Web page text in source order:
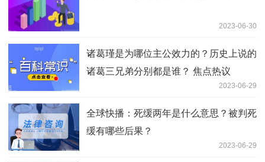
2023-06-30
诸葛瑾是为哪位主公效力的？历史上说的
诸葛三兄弟分别都是谁？ 焦点热议
2023-06-29
全球快播：死缓两年是什么意思？被判死
缓有哪些后果？
2023-06-29